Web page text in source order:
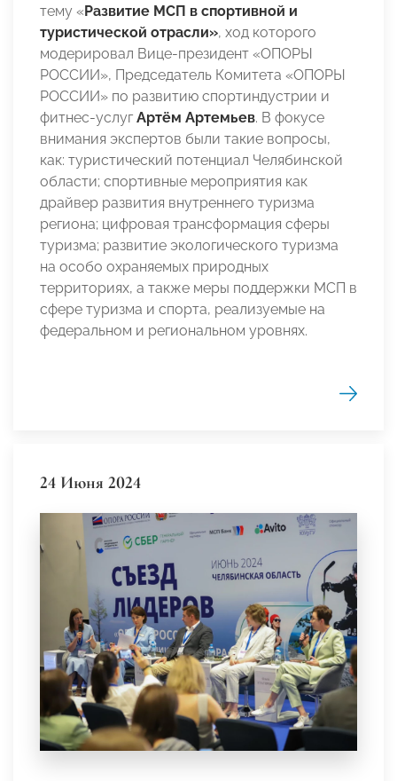
тему «Развитие МСП в спортивной и
туристической отрасли», ход которого
модерировал Вице-президент «ОПОРЫ
РОССИИ», Председатель Комитета «ОПОРЫ
РОССИИ» по развитию спортиндустрии и
фитнес-услуг Артём Артемьев. В фокусе
внимания экспертов были такие вопросы,
как: туристический потенциал Челябинской
области; спортивные мероприятия как
драйвер развития внутреннего туризма
региона; цифровая трансформация сферы
туризма; развитие экологического туризма
на особо охраняемых природных
территориях, а также меры поддержки МСП в
сфере туризма и спорта, реализуемые на
федеральном и региональном уровнях.
24 Июня 2024